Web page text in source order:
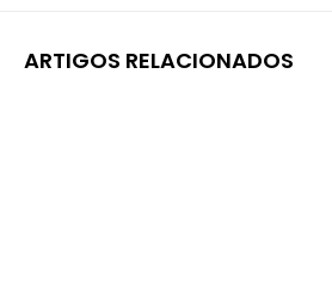
ARTIGOS RELACIONADOS